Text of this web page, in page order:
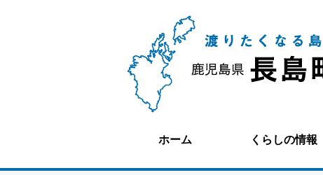
ホーム くらしの情報